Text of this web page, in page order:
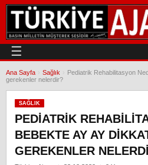
☰
Ana Sayfa Sağlık
Pediatrik Rehabilitasyon
gerekenler nelerdir?
SAĞLIK
PEDIATRIK
BEBEKTE AY AY
GEREKENLER